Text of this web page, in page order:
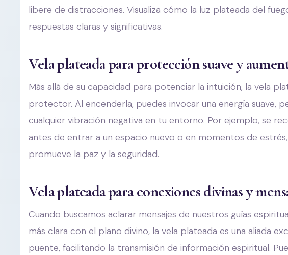
libere de distracciones. Visualiza cómo la luz plateada del
respuestas claras y significativas.
Vela plateada para protección suave y
Más allá de su capacidad para potenciar la intuición, la vela
protector. Al encenderla, puedes invocar una energía suave,
cualquier vibración negativa en tu entorno. Por ejemplo, se
antes de entrar a un espacio nuevo o en momentos de
promueve la paz y la seguridad.
Vela plateada para conexiones divinas y
Cuando buscamos aclarar mensajes de nuestros guías
más clara con el plano divino, la vela plateada es una aliada
puente, facilitando la transmisión de información espiritual.